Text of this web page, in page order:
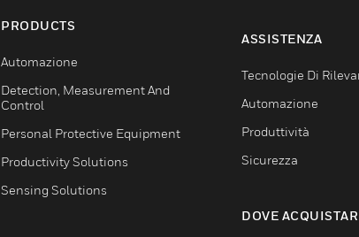
PRODUCTS
Automazione
Detection, Measurement And
Control
Personal Protective Equipment
Productivity Solutions
Sensing Solutions
ASSISTENZA
Tecnologie Di
Automazione
Produttività
Sicurezza
DOVE